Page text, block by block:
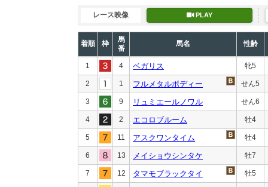
レース映像 PLAY
着順 枠
馬
番
馬名 性齢
1 4 ベガリス 牝5
2 1 フルメタルボディー せん5
3 9 リュミエールノワル せん6
4 2 エコロブルーム 牡4
5 11 アスクワンタイム 牡4
6 13 メイショウシンタケ 牡7
7 12 タマモブラックタイ 牡5